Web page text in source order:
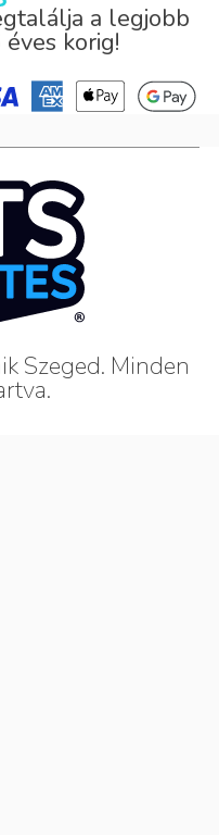
a legjobb
korig!
Szeged. Minden